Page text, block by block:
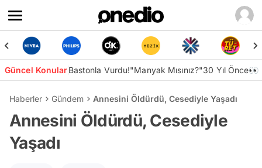
Güncel KonularBastonla Vurdu!"Manyak Mısınız?"30 Yıl Önce👀
Haberler Gündem Annesini Öldürdü, Cesediyle Yaşadı
Annesini Öldürdü, Cesediyle
Yaşadı